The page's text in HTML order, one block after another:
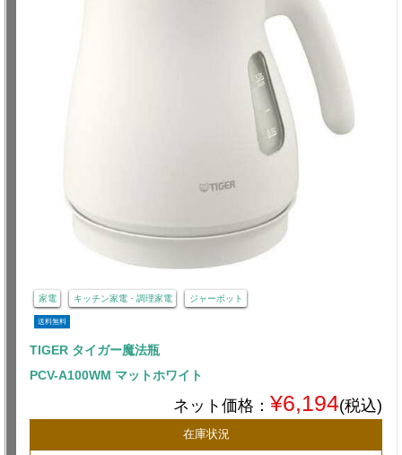
家電 キッチン家電・調理家電 ジャーポット
送料無料
TIGER タイガー魔法瓶
PCV-A100WM マットホワイト
ネット価格： ¥6,194(税込)
在庫状況